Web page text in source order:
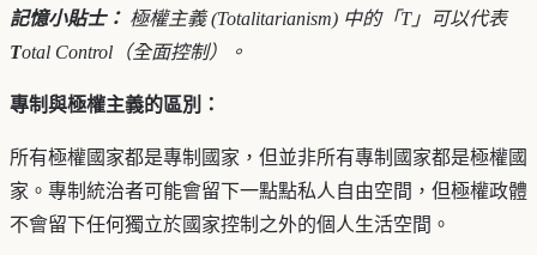
記憶小貼士： 極權主義 (Totalitarianism) 中的「T」可以代表
Total Control（全面控制）。
專制與極權主義的區別：
所有極權國家都是專制國家，但並非所有專制國家都是極權國
家。專制統治者可能會留下一點點私人自由空間，但極權政體
不會留下任何獨立於國家控制之外的個人生活空間。